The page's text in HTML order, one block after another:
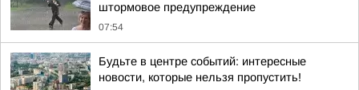
штормовое предупреждение
07:54
Будьте в центре событий: интересные
новости, которые нельзя пропустить!